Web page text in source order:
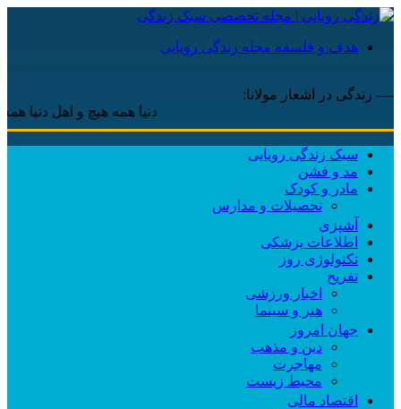
هدف و فلسفه مجله زندگی رویایی
---- زندگی در اشعار مولانا:
دنیا همه هیچ و اهل دنیا همه هیچ
سبک زندگی رویایی
مد و فشن
مادر و کودک
تحصیلات و مدارس
آشپزی
اطلاعات پزشکی
تکنولوژی روز
تفریح
اخبار ورزشی
هنر و سینما
جهان امروز
دین و مذهب
مهاجرت
محیط زیست
اقتصاد مالی